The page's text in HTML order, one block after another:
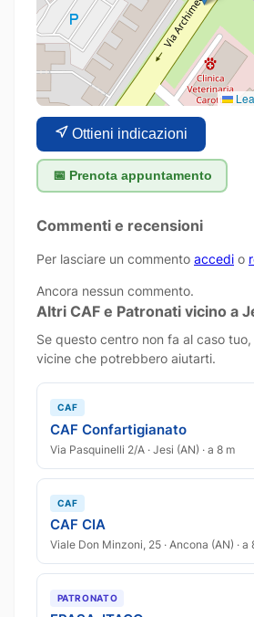
Ottieni indicazioni
📅 Prenota appuntamento
Commenti e recensioni
Per lasciare un commento accedi o
Ancora nessun commento.
Altri CAF e Patronati vicino a
Se questo centro non fa al caso
vicine che potrebbero aiutarti.
CAF
CAF Confartigianato
Via Pasquinelli 2/A · Jesi (AN) · a 8 m
CAF
CAF CIA
Viale Don Minzoni, 25 · Ancona (AN) · a
PATRONATO